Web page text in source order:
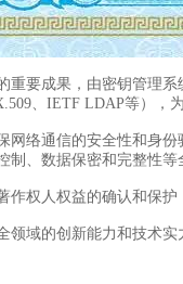
成果，由密钥管理系
、IETF LDAP等），
通信的安全性和身份
、数据保密和完整性等
人权益的确认和保护
的创新能力和技术实